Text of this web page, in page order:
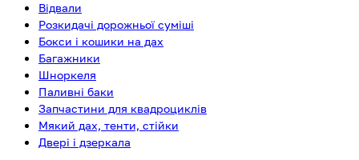
Відвали
Розкидачі дорожньої суміші
Бокси і кошики на дах
Багажники
Шноркеля
Паливні баки
Запчастини для квадроциклів
Мякий дах, тенти, стійки
Двері і дзеркала